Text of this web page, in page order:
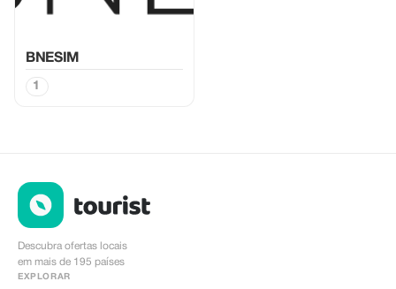
BNESIM
1
Descubra ofertas locais
em mais de 195 países
EXPLORAR